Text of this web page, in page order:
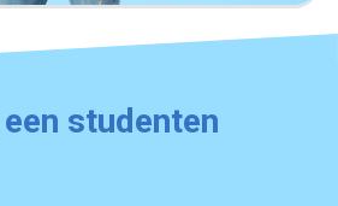
studenten